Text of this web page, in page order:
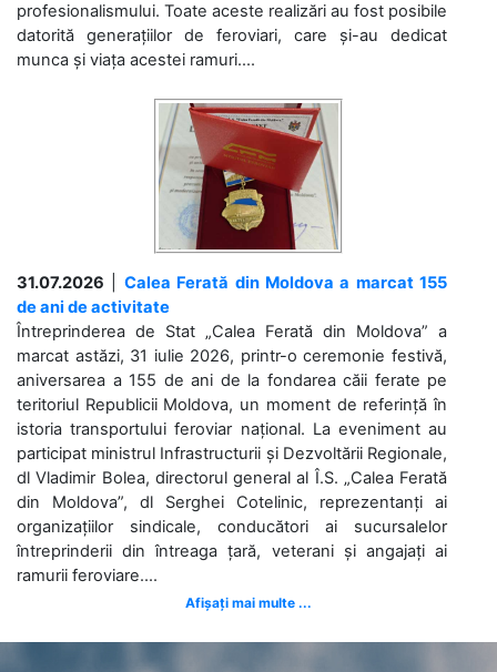
profesionalismului. Toate aceste realizări au fost posibile
datorită generațiilor de feroviari, care și-au dedicat
munca și viața acestei ramuri....
31.07.2026
Calea Ferată din Moldova a marcat 155
de ani de activitate
Întreprinderea de Stat „Calea Ferată din Moldova” a
marcat astăzi, 31 iulie 2026, printr-o ceremonie festivă,
aniversarea a 155 de ani de la fondarea căii ferate pe
teritoriul Republicii Moldova, un moment de referință în
istoria transportului feroviar național. La eveniment au
participat ministrul Infrastructurii și Dezvoltării Regionale,
dl Vladimir Bolea, directorul general al Î.S. „Calea Ferată
din Moldova”, dl Serghei Cotelinic, reprezentanți ai
organizațiilor sindicale, conducători ai sucursalelor
întreprinderii din întreaga țară, veterani și angajați ai
ramurii feroviare....
Afișați mai multe ...